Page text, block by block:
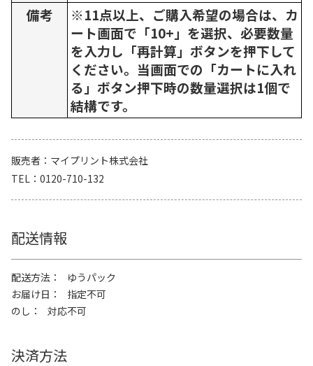
備考
※11点以上、ご購入希望の場合は、カ
ート画面で「10+」を選択、必要数量
を入力し「再計算」ボタンを押下して
ください。当画面での「カートに入れ
る」ボタン押下時の数量選択は1個で
結構です。
販売者
マイプリント株式会社
TEL
0120-710-132
配送情報
配送方法
ゆうパック
お届け日
指定不可
のし
対応不可
決済方法